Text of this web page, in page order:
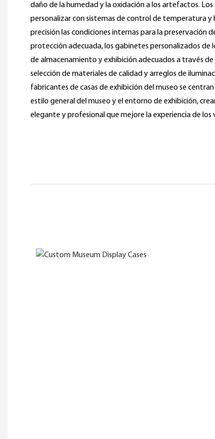
daño de la humedad y la oxidación a los artefactos.
personalizar con sistemas de control de temperatura y
precisión las condiciones internas para la preservación
protección adecuada, los gabinetes personalizados de
de almacenamiento y exhibición adecuados a través
selección de materiales de calidad y arreglos de
fabricantes de casas de exhibición del museo se
estilo general del museo y el entorno de exhibición,
elegante y profesional que mejore la experiencia de los